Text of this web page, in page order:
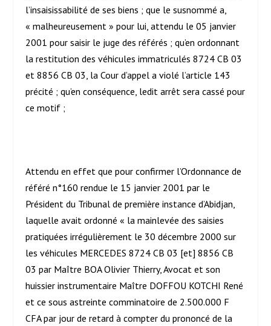
l’insaisissabilité de ses biens ; que le susnommé a,
« malheureusement » pour lui, attendu le 05 janvier
2001 pour saisir le juge des référés ; qu’en ordonnant
la restitution des véhicules immatriculés 8724 CB 03
et 8856 CB 03, la Cour d’appel a violé l’article 143
précité ; qu’en conséquence, ledit arrêt sera cassé pour
ce motif ;
Attendu en effet que pour confirmer l’Ordonnance de
référé n°160 rendue le 15 janvier 2001 par le
Président du Tribunal de première instance d’Abidjan,
laquelle avait ordonné « la mainlevée des saisies
pratiquées irrégulièrement le 30 décembre 2000 sur
les véhicules MERCEDES 8724 CB 03 [et] 8856 CB
03 par Maître BOA Olivier Thierry, Avocat et son
huissier instrumentaire Maître DOFFOU KOTCHI René
et ce sous astreinte comminatoire de 2.500.000 F
CFA par jour de retard à compter du prononcé de la